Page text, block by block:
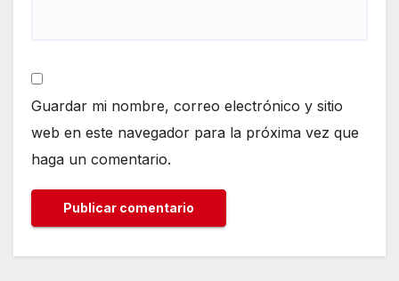
Guardar mi nombre, correo electrónico y sitio
web en este navegador para la próxima vez que
haga un comentario.